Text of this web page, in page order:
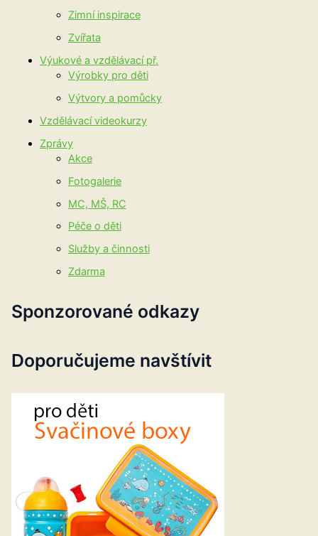
Zimní inspirace
Zvířata
Výukové a vzdělávací př.
Výrobky pro děti
Výtvory a pomůcky
Vzdělávací videokurzy
Zprávy
Akce
Fotogalerie
MC, MŠ, RC
Péče o děti
Služby a činnosti
Zdarma
Sponzorované odkazy
Doporučujeme navštívit